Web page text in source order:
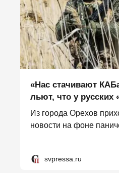
«Нас стачивают
льют, что у русских
Из города Орехов
новости на фоне
svpressa.ru